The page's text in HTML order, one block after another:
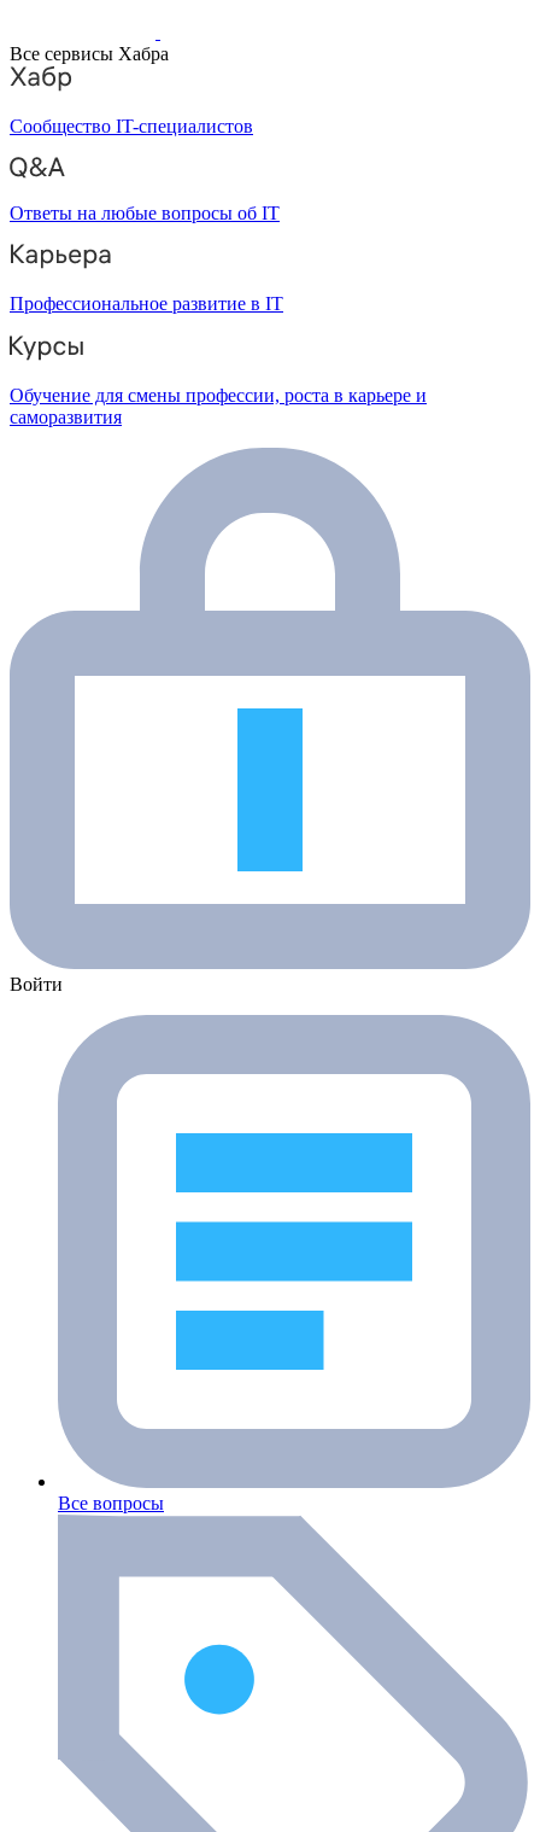
Все сервисы Хабра
Сообщество IT-специалистов
Ответы на любые вопросы об IT
Профессиональное развитие в IT
Обучение для смены профессии, роста в карьере и
саморазвития
Войти
Все вопросы